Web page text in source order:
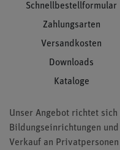
Schnellbestellformular
Zahlungsarten
Versandkosten
Downloads
Kataloge
Unser Angebot richtet
Bildungseinrichtungen
Verkauf an